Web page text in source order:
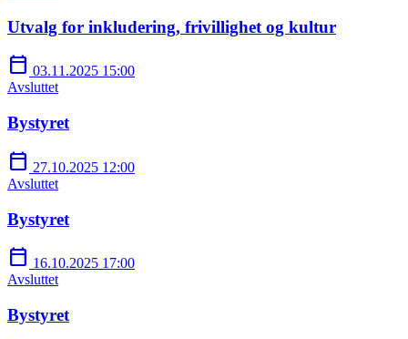
Utvalg for inkludering, frivillighet og kultur
calendar_today 03.11.2025 15:00
Avsluttet
Bystyret
calendar_today 27.10.2025 12:00
Avsluttet
Bystyret
calendar_today 16.10.2025 17:00
Avsluttet
Bystyret